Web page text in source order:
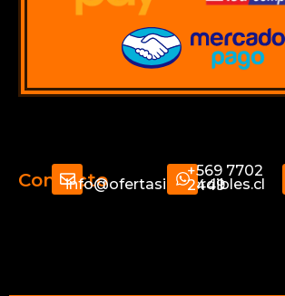
Contactoinfo@ofertasimperdibles.cl
+569 7702
2449